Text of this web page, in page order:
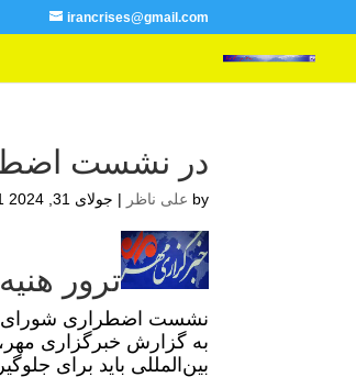
irancrises@gmail.com
در نشست
by علی ناظر | جولای 31, 2024 10:41 ب.ظ
ترور
نشست اضطراری شورای
به گزارش خبرگزاری
بین‌المللی باید برای